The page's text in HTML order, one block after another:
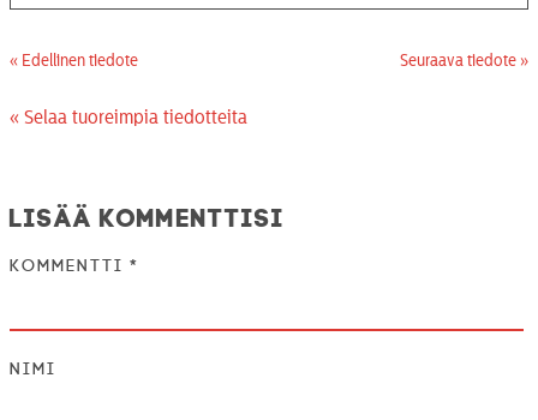
« Edellinen tiedote Seuraava tiedote »
« Selaa tuoreimpia tiedotteita
Lisää kommenttisi
Kommentti *
Nimi